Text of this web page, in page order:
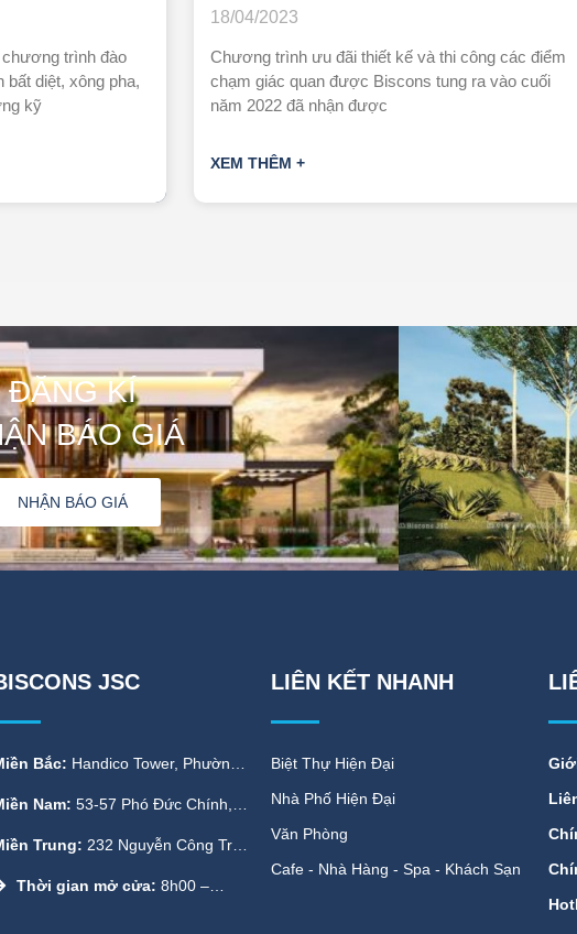
trình đào
bất diệt, xông pha,
kỹ
18/04/2023
Chương trình ưu đãi thiết kế và thi công các điểm
chạm giác quan được Biscons tung ra vào cuối
năm 2022 đã nhận được
XEM THÊM +
ĐĂNG KÍ
BÁO GIÁ
NHẬN BÁO GIÁ
JSC
Bắc: Handico Tower, Phường
Nam: 53-57 Phó Đức Chính,
Trung: 232 Nguyễn Công Trứ,
Đà Nẵng
Thời gian mở cửa: 8h00 –
LIÊN KẾT NHANH
Biệt Thự Hiện Đại
Nhà Phố Hiện Đại
Văn Phòng
Cafe - Nhà Hàng - Spa - Khách Sạn